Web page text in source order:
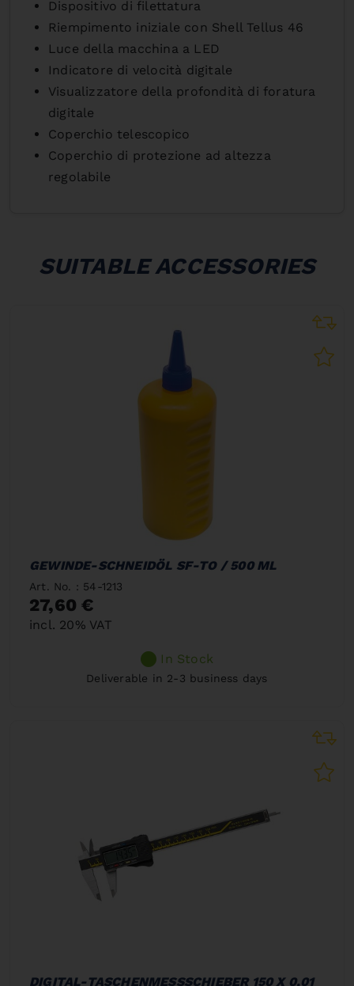
Dispositivo di filettatura
Riempimento iniziale con Shell Tellus 46
Luce della macchina a LED
Indicatore di velocità digitale
Visualizzatore della profondità di foratura
digitale
Coperchio telescopico
Coperchio di protezione ad altezza
regolabile
SUITABLE ACCESSORIES
GEWINDE-SCHNEIDÖL SF-TO / 500 ML
Art. No. : 54-1213
27,60 €
incl. 20% VAT
In Stock
Deliverable in 2-3 business days
DIGITAL-TASCHENMESSSCHIEBER 150 X 0,01